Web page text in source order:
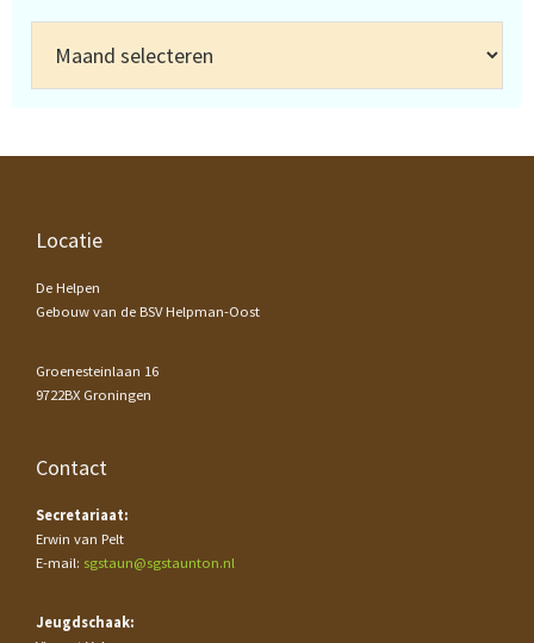
Footer
Locatie
De Helpen
Gebouw van de BSV Helpman-Oost
Groenesteinlaan 16
9722BX Groningen
Contact
Secretariaat:
Erwin van Pelt
E-mail: sgstaun@sgstaunton.nl
Jeugdschaak: